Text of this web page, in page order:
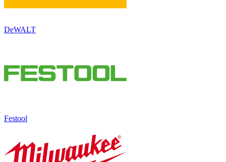
DeWALT
Festool